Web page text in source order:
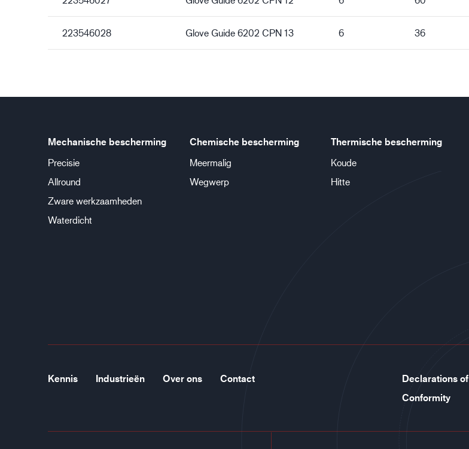
223546028 Glove Guide 6202 CPN 13 6 36
Mechanische bescherming
Precisie
Allround
Zware werkzaamheden
Waterdicht
Chemische bescherming
Meermalig
Wegwerp
Thermische bescherming
Koude
Hitte
Kennis Industrieën Over ons Contact
Declarations of
Conformity